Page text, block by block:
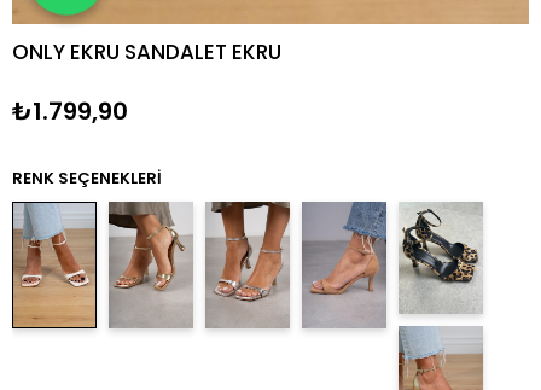
ONLY EKRU SANDALET EKRU
₺1.799,90
RENK SEÇENEKLERI